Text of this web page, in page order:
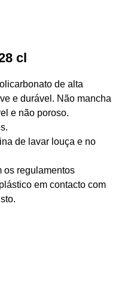
cl
de alta
e durável. Não mancha
e não poroso.
de lavar louça e no
os regulamentos
em contacto com